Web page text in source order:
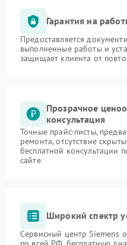
Гарантия на
Предоставляется
выполненные работы и
защищает клиента от
Прозрачное
консультация
Точные прайс-листы,
ремонта, отсутствие
бесплатной консультации
сайте
Широкий спектр
Сервисный центр Siemens